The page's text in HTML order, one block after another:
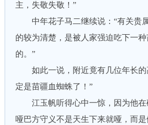
主，失敬失敬！”
中年花子马二继续说：“有关贵
的较为清楚，是被人家强迫吃下一
的。”
如此一说，附近竟有几位年长的
定是苗疆血蜘蛛了！”
江玉帆听得心中一惊，因为他在
哑巴方守义不是天生下来就哑，而